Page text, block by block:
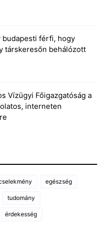
budapesti férfi, hogy
társkeresőn behálózott
Vízügyi Főigazgatóság a
interneten
egészség
tudomány
érdekesség